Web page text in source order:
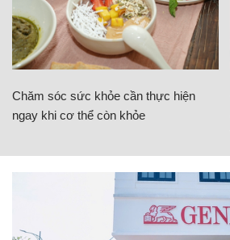
Chăm sóc sức khỏe cần thực hiện
ngay khi cơ thể còn khỏe